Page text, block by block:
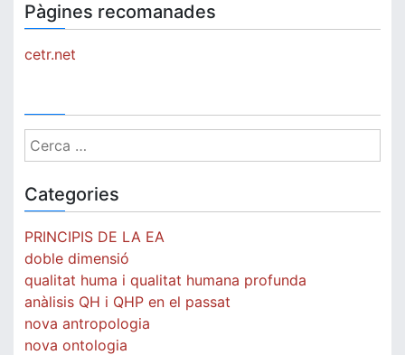
Pàgines recomanades
cetr.net
Cerca:
Categories
PRINCIPIS DE LA EA
doble dimensió
qualitat huma i qualitat humana profunda
anàlisis QH i QHP en el passat
nova antropologia
nova ontologia